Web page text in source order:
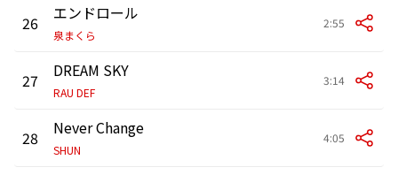
26 エンドロール
泉まくら
2:55
27 DREAM SKY
RAU DEF
3:14
28 Never Change
SHUN
4:05